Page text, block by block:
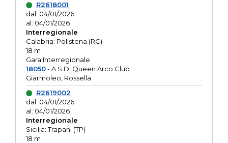
R2618001
dal: 04/01/2026
al: 04/01/2026
Interregionale
Calabria: Polistena (RC)
18 m
Gara Interregionale
18050- A.S.D. Queen Arco Club
Giarmoleo, Rossella
R2619002
dal: 04/01/2026
al: 04/01/2026
Interregionale
Sicilia: Trapani (TP)
18 m